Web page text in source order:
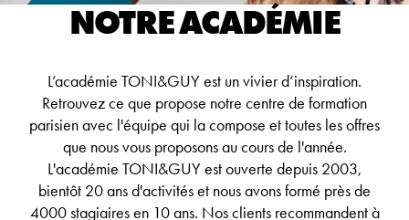
NOTRE ACADÉMIE
L’académie TONI&GUY est un vivier d’inspiration.
Retrouvez ce que propose notre centre de formation
parisien avec l'équipe qui la compose et toutes les offres
que nous vous proposons au cours de l'année.
L'académie TONI&GUY est ouverte depuis 2003,
bientôt 20 ans d'activités et nous avons formé près de
4000 stagiaires en 10 ans. Nos clients recommandent à